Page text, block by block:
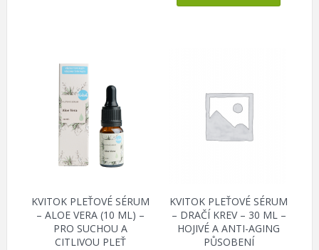
KVITOK PLEŤOVÉ SÉRUM
– ALOE VERA (10 ML) –
PRO SUCHOU A
CITLIVOU PLEŤ
KVITOK PLEŤOVÉ SÉRUM
– DRAČÍ KREV – 30 ML –
HOJIVÉ A ANTI-AGING
PŮSOBENÍ